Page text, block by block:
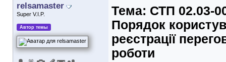
relsamaster
Super V.I.P.
Автор темы
Тема: СТП 02.03-
Порядок
реєстрації
роботи